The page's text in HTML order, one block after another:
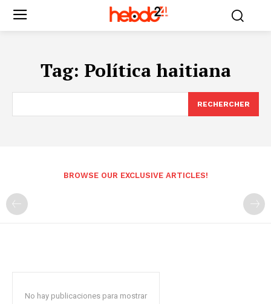
Tag: Política haitiana
RECHERCHER
BROWSE OUR EXCLUSIVE ARTICLES!
No hay publicaciones para mostrar